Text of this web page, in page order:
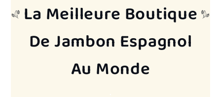
La Meilleure Boutique
De Jambon Espagnol
Au Monde